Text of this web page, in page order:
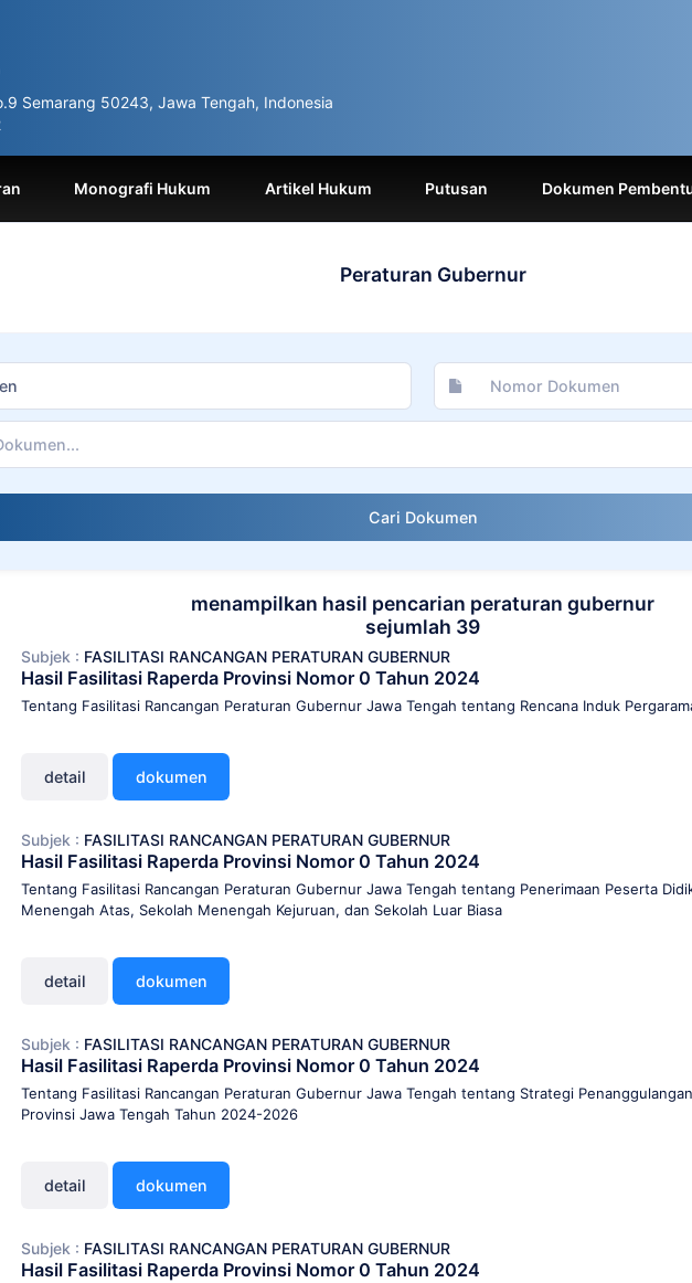
Semarang 50243, Jawa Tengah, Indonesia
Monografi Hukum Artikel Hukum Putusan Dokumen
Peraturan Gubernur
Cari Dokumen
menampilkan hasil pencarian peraturan gubernur
sejumlah 39
Subjek : FASILITASI RANCANGAN PERATURAN GUBERNUR
Hasil Fasilitasi Raperda Provinsi Nomor 0 Tahun 2024
Tentang Fasilitasi Rancangan Peraturan Gubernur Jawa Tengah tentang Rencana Induk
detail dokumen
Subjek : FASILITASI RANCANGAN PERATURAN GUBERNUR
Hasil Fasilitasi Raperda Provinsi Nomor 0 Tahun 2024
Tentang Fasilitasi Rancangan Peraturan Gubernur Jawa Tengah tentang Penerimaan Peserta
Menengah Atas, Sekolah Menengah Kejuruan, dan Sekolah Luar Biasa
detail dokumen
Subjek : FASILITASI RANCANGAN PERATURAN GUBERNUR
Hasil Fasilitasi Raperda Provinsi Nomor 0 Tahun 2024
Tentang Fasilitasi Rancangan Peraturan Gubernur Jawa Tengah tentang Strategi
Provinsi Jawa Tengah Tahun 2024-2026
detail dokumen
Subjek : FASILITASI RANCANGAN PERATURAN GUBERNUR
Hasil Fasilitasi Raperda Provinsi Nomor 0 Tahun 2024